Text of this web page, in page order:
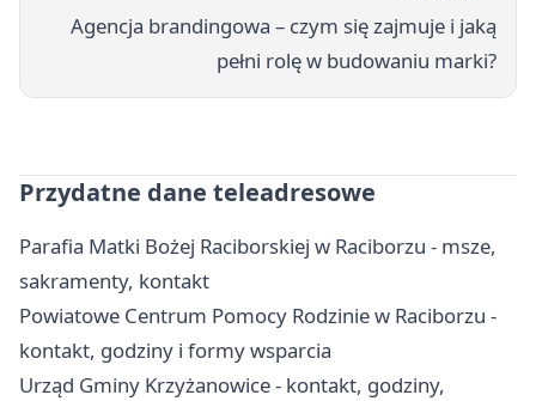
Agencja brandingowa – czym się zajmuje i jaką
pełni rolę w budowaniu marki?
Przydatne dane teleadresowe
Parafia Matki Bożej Raciborskiej w Raciborzu - msze,
sakramenty, kontakt
Powiatowe Centrum Pomocy Rodzinie w Raciborzu -
kontakt, godziny i formy wsparcia
Urząd Gminy Krzyżanowice - kontakt, godziny,